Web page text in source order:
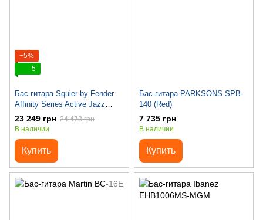
−5%
5
Бас-гитара Squier by Fender
Affinity Series Active Jazz
Bass VI Black
23 249 грн 24 473 грн
В наличии
Купить
Бас-гитара PARKSONS SPB-
140 (Red)
7 735 грн
В наличии
Купить